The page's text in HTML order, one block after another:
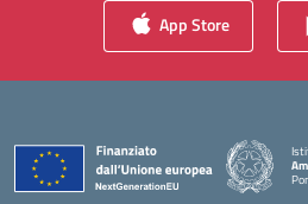
App Store
—